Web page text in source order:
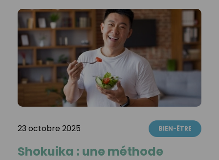
23 octobre 2025 BIEN-ÊTRE
Shokuika : une méthode